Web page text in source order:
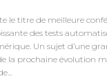
le titre de meilleure
des tests
Un sujet d’une
la prochaine évolution